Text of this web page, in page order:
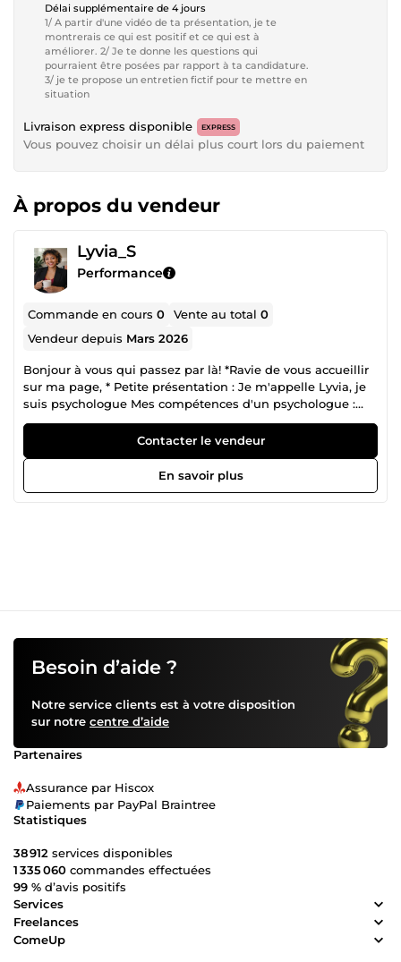
Délai supplémentaire de 4 jours
1/ A partir d'une vidéo de ta présentation, je te
montrerais ce qui est positif et ce qui est à
améliorer. 2/ Je te donne les questions qui
pourraient être posées par rapport à ta candidature.
3/ je te propose un entretien fictif pour te mettre en
situation
Livraison express disponible EXPRESS
Vous pouvez choisir un délai plus court lors du paiement
À propos du vendeur
Lyvia_S
Performance
Commande en cours0 Vente au total0
Vendeur depuis Mars 2026
Bonjour à vous qui passez par là! *Ravie de vous accueillir
sur ma page, * Petite présentation : Je m'appelle Lyvia, je
suis psychologue Mes compétences d'un psychologue :
l'écoute, analyse d'une situation, d'un fonctionnement
humain, accompagnement ponctuel. -Vision de coach si
besoin. Séance d'hypnose pour personnes stressées et qui
ont besoin de surpasser des difficultés Méditation :
réalisation de méditation personnalisée **Milieu scolaire: **
affiche
Contacter le vendeur
En savoir plus
Besoin d’aide ?
Notre service clients est à votre disposition
sur notre centre d’aide
Partenaires
Assurance par Hiscox
Paiements par PayPal Braintree
Statistiques
38 912 services disponibles
1 335 060 commandes effectuées
99 % d’avis positifs
Services
Freelances
ComeUp